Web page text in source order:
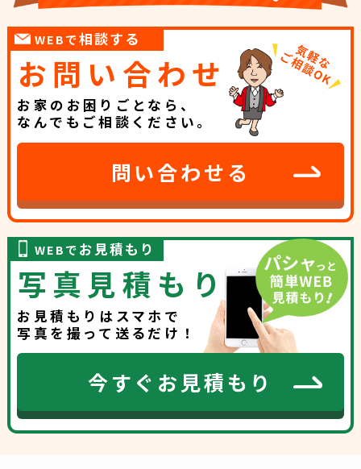
WEBで相談する
お家のお困りごとなら、
なんでもご相談ください。
お問い合わせ
問い合わせる
WEBでお見積もり
お見積もりはスマホで
写真を撮って送るだけ！
写真見積もり
今すぐお見積もり